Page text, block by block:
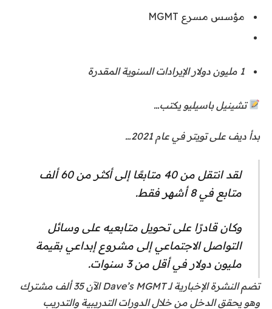
مؤسس مسرع MGMT
1 مليون دولار الإيرادات السنوية المقدرة
تشينيل باسيليو يكتب…
بدأ ديف على تويتر في عام 2021…
لقد انتقل من 40 متابعًا إلى أكثر من 60 ألف
متابع في 8 أشهر فقط.
وكان قادرًا على تحويل متابعيه على وسائل
التواصل الاجتماعي إلى مشروع إبداعي بقيمة
مليون دولار في أقل من 3 سنوات.
تضم النشرة الإخبارية لـ Dave’s MGMT الآن 35 ألف مشترك
وهو يحقق الدخل من خلال الدورات التدريبية والتدريب